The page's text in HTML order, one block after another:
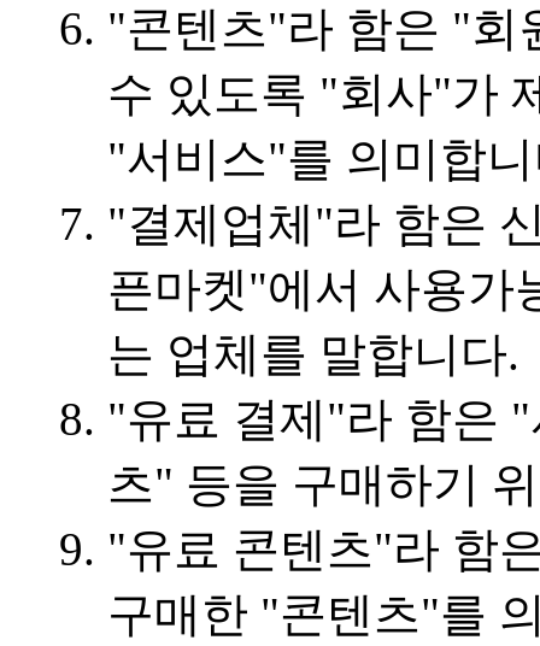
"콘텐츠"라 함은 "회
수 있도록 "회사"가
"서비스"를 의미합
"결제업체"라 함은
픈마켓"에서 사용가
는 업체를 말합니다.
"유료 결제"라 함은
츠" 등을 구매하기
"유료 콘텐츠"라 함
구매한 "콘텐츠"를